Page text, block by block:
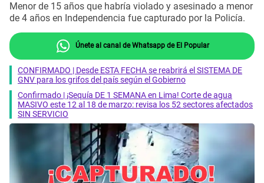
Menor de 15 años que habría violado y asesinado a menor
de 4 años en Independencia fue capturado por la Policía.
Únete al canal de Whatsapp de El Popular
CONFIRMADO | Desde ESTA FECHA se reabrirá el SISTEMA DE
GNV para los grifos del país según el Gobierno
Confirmado | ¡Sequía DE 1 SEMANA en Lima! Corte de agua
MASIVO este 12 al 18 de marzo: revisa los 52 sectores afectados
SIN SERVICIO